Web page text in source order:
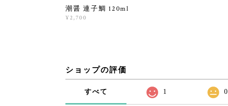
潮醤 連子鯛 120ml
¥2,700
ショップの評価
すべて 1 0